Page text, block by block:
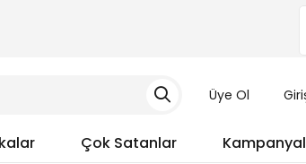
Üye Ol
Çok Satanlar